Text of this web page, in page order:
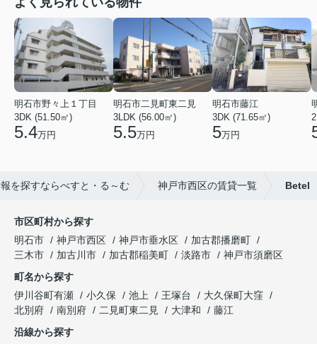
明石市野々上１丁目
3DK (51.50㎡)
5.4万円
明石市二見町東二見
3LDK (56.00㎡)
5.5万円
明石市藤江
3DK (71.65㎡)
5万円
を探すならべすと・る～む 神戸市西区の賃貸一覧 Betel
市区町村から探す
明石市
神戸市西区 神戸市垂水区
加古郡播磨町
三木市
加古川市 加古郡稲美町 淡路市
神戸市須磨区
町名から探す
伊川谷町有瀬
小久保 池上 王塚台
大久保町大窪
北別府
南別府 二見町東二見 大津和
藤江
沿線から探す